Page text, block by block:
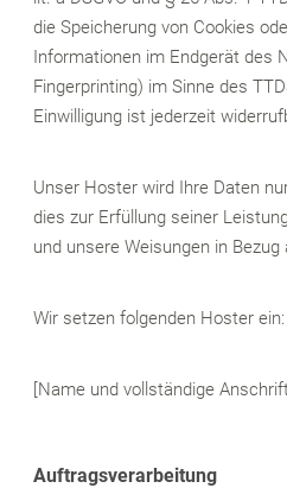
die Speicherung von Cookies
Informationen im Endgerät des
Fingerprinting) im Sinne des
Einwilligung ist jederzeit
Unser Hoster wird Ihre Daten
dies zur Erfüllung seiner
und unsere Weisungen in
Wir setzen folgenden Hoster ein:
[Name und vollständige
Auftragsverarbeitung